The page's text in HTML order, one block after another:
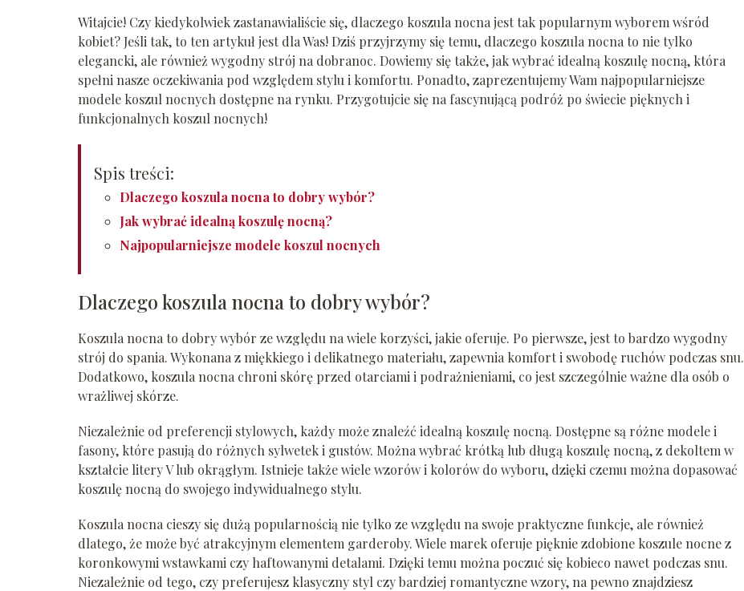
Witajcie! Czy kiedykolwiek zastanawialiście się, dlaczego koszula nocna jest tak popularnym wyborem wśród
kobiet? Jeśli tak, to ten artykuł jest dla Was! Dziś przyjrzymy się temu, dlaczego koszula nocna to nie tylko
elegancki, ale również wygodny strój na dobranoc. Dowiemy się także, jak wybrać idealną koszulę nocną, która
spełni nasze oczekiwania pod względem stylu i komfortu. Ponadto, zaprezentujemy Wam najpopularniejsze
modele koszul nocnych dostępne na rynku. Przygotujcie się na fascynującą podróż po świecie pięknych i
funkcjonalnych koszul nocnych!
Spis treści:
Dlaczego koszula nocna to dobry wybór?
Jak wybrać idealną koszulę nocną?
Najpopularniejsze modele koszul nocnych
Dlaczego koszula nocna to dobry wybór?
Koszula nocna to dobry wybór ze względu na wiele korzyści, jakie oferuje. Po pierwsze, jest to bardzo wygodny
strój do spania. Wykonana z miękkiego i delikatnego materiału, zapewnia komfort i swobodę ruchów podczas snu.
Dodatkowo, koszula nocna chroni skórę przed otarciami i podrażnieniami, co jest szczególnie ważne dla osób o
wrażliwej skórze.
Niezależnie od preferencji stylowych, każdy może znaleźć idealną koszulę nocną. Dostępne są różne modele i
fasony, które pasują do różnych sylwetek i gustów. Można wybrać krótką lub długą koszulę nocną, z dekoltem w
kształcie litery V lub okrągłym. Istnieje także wiele wzorów i kolorów do wyboru, dzięki czemu można dopasować
koszulę nocną do swojego indywidualnego stylu.
Koszula nocna cieszy się dużą popularnością nie tylko ze względu na swoje praktyczne funkcje, ale również
dlatego, że może być atrakcyjnym elementem garderoby. Wiele marek oferuje pięknie zdobione koszule nocne z
koronkowymi wstawkami czy haftowanymi detalami. Dzięki temu można poczuć się kobieco nawet podczas snu.
Niezależnie od tego, czy preferujesz klasyczny styl czy bardziej romantyczne wzory, na pewno znajdziesz